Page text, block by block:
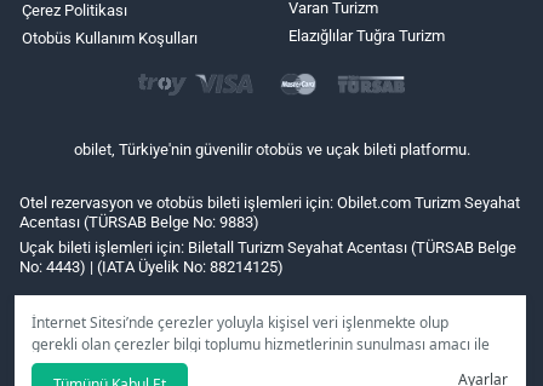
İnternet Sitesi’nde çerezler yoluyla kişisel veri işlenmekte olup
gerekli olan çerezler bilgi toplumu hizmetlerinin sunulması amacı ile
kullanılmaktadır. Tercihleriniz doğrultusunda size özel
Ayarlar
Çerez Politikası
Otobüs Kullanım Koşulları
Varan Turizm
Elazığlılar Tuğra Turizm
obilet, Türkiye'nin güvenilir otobüs ve uçak bileti platformu.
Otel rezervasyon ve otobüs bileti işlemleri için: Obilet.com Turizm Seyahat
Acentası (TÜRSAB Belge No: 9883)
Uçak bileti işlemleri için: Biletall Turizm Seyahat Acentası (TÜRSAB Belge
No: 4443) | (IATA Üyelik No: 88214125)